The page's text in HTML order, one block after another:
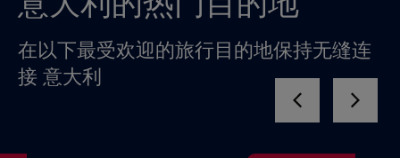
在以下最受欢迎的旅行目的地保持无缝连
接 意大利